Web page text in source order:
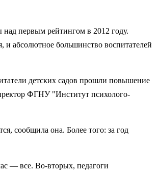
над первым рейтингом в 2012 году.
и абсолютное большинство воспитателей
детских садов прошли повышение
ФГНУ "Институт психолого-
сообщила она. Более того: за год
— все. Во-вторых, педагоги